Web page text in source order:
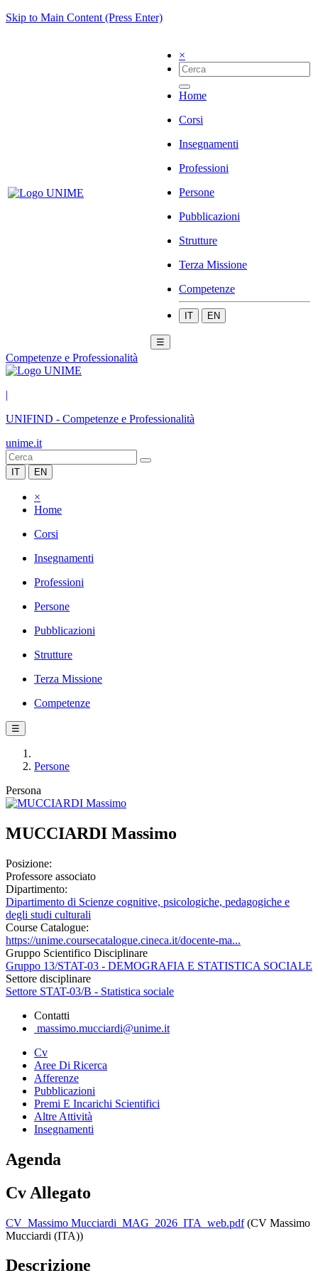
Skip to Main Content (Press Enter)
×
Home
Corsi
Insegnamenti
Professioni
Persone
Pubblicazioni
Strutture
Terza Missione
Competenze
IT EN
☰
Competenze e Professionalità
|
UNIFIND - Competenze e Professionalità
unime.it
IT EN
×
Home
Corsi
Insegnamenti
Professioni
Persone
Pubblicazioni
Strutture
Terza Missione
Competenze
☰
Persone
Persona
MUCCIARDI Massimo
Posizione:
Professore associato
Dipartimento:
Dipartimento di Scienze cognitive, psicologiche, pedagogiche e
degli studi culturali
Course Catalogue:
https://unime.coursecatalogue.cineca.it/docente-ma...
Gruppo Scientifico Disciplinare
Gruppo 13/STAT-03 - DEMOGRAFIA E STATISTICA SOCIALE
Settore disciplinare
Settore STAT-03/B - Statistica sociale
Contatti
massimo.mucciardi@unime.it
Cv
Aree Di Ricerca
Afferenze
Pubblicazioni
Premi E Incarichi Scientifici
Altre Attività
Insegnamenti
Agenda
Cv Allegato
CV_Massimo Mucciardi_MAG_2026_ITA_web.pdf(CV Massimo
Mucciardi (ITA))
Descrizione